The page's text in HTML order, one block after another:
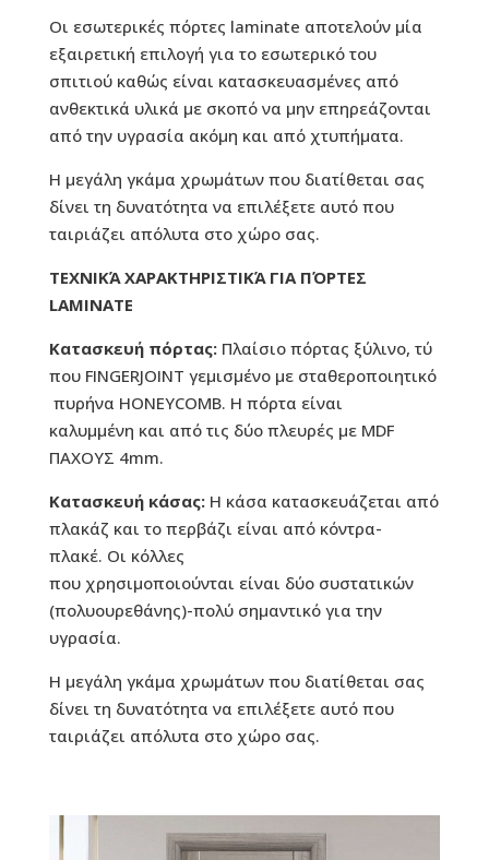
Οι εσωτερικές πόρτες laminate αποτελούν μία
εξαιρετική επιλογή για το εσωτερικό του
σπιτιού καθώς είναι κατασκευασμένες από
ανθεκτικά υλικά με σκοπό να μην επηρεάζονται
από την υγρασία ακόμη και από χτυπήματα.
Η μεγάλη γκάμα χρωμάτων που διατίθεται σας
δίνει τη δυνατότητα να επιλέξετε αυτό που
ταιριάζει απόλυτα στο χώρο σας.
ΤΕΧΝΙΚΆ ΧΑΡΑΚΤΗΡΙΣΤΙΚΆ ΓΙΑ ΠΌΡΤΕΣ
LAMINATE
Κατασκευή πόρτας:Πλαίσιο πόρτας ξύλινο, τύ
που FINGERJOINT γεμισμένο µε σταθεροποιητικό
πυρήνα HONEYCOMB. Η πόρτα είναι
καλυμμένη και από τις δύο πλευρές µε MDF
ΠΑΧΟΥΣ 4mm.
Κατασκευή κάσας:Η κάσα κατασκευάζεται από
πλακάζ και το περβάζι είναι από κόντρα-
πλακέ. Οι κόλλες
που χρησιμοποιούνται είναι δύο συστατικών
(πολυουρεθάνης)-πολύ σημαντικό για την
υγρασία.
Η μεγάλη γκάμα χρωμάτων που διατίθεται σας
δίνει τη δυνατότητα να επιλέξετε αυτό που
ταιριάζει απόλυτα στο χώρο σας.